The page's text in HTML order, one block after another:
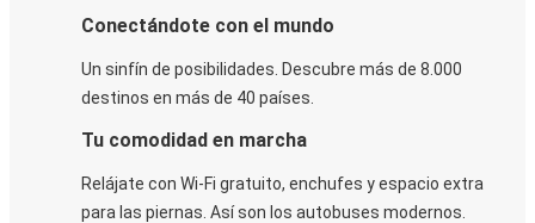
Conectándote con el mundo
Un sinfín de posibilidades. Descubre más de 8.000
destinos en más de 40 países.
Tu comodidad en marcha
Relájate con Wi-Fi gratuito, enchufes y espacio extra
para las piernas. Así son los autobuses modernos.